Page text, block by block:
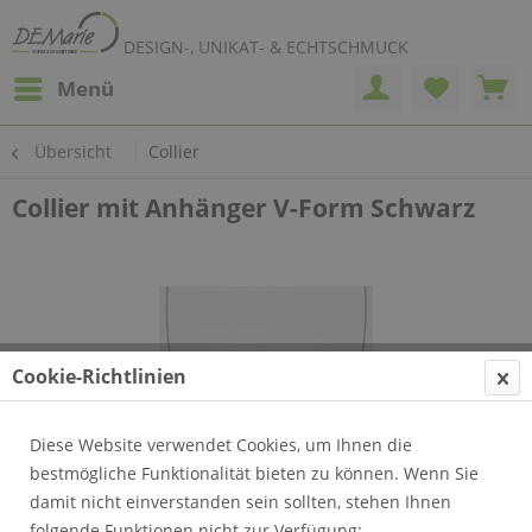
DESIGN-, UNIKAT- & ECHTSCHMUCK
Menü
Übersicht Collier
Collier mit Anhänger V-Form Schwarz
Cookie-Richtlinien
Diese Website verwendet Cookies, um Ihnen die
bestmögliche Funktionalität bieten zu können. Wenn Sie
damit nicht einverstanden sein sollten, stehen Ihnen